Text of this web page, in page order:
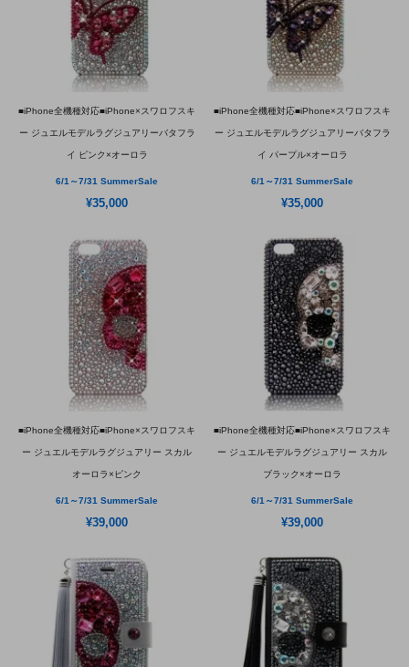
■iPhone全機種対応■iPhone×スワロフスキ
ー ジュエルモデルラグジュアリーバタフラ
イ ピンク×オーロラ
6/1～7/31 SummerSale
¥35,000
■iPhone全機種対応■iPhone×スワロフスキ
ー ジュエルモデルラグジュアリーバタフラ
イ パープル×オーロラ
6/1～7/31 SummerSale
¥35,000
■iPhone全機種対応■iPhone×スワロフスキ
ー ジュエルモデルラグジュアリー スカル
オーロラ×ピンク
6/1～7/31 SummerSale
¥39,000
■iPhone全機種対応■iPhone×スワロフスキ
ー ジュエルモデルラグジュアリー スカル
ブラック×オーロラ
6/1～7/31 SummerSale
¥39,000